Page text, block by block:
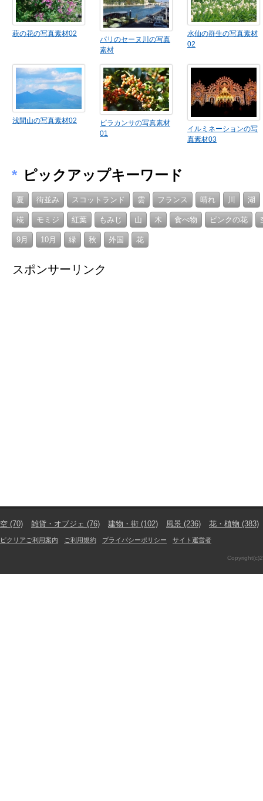
萩の花の写真素材02
パリのセーヌ川の写真
素材
水仙の群生の写真素材
02
浅間山の写真素材02
ピラカンサの写真素材
01
イルミネーションの写
真素材03
* ピックアップキーワード
夏 街並み スコットランド 雲 フランス 晴れ 川 湖
椛 モミジ 紅葉 もみじ 山 木 食べ物 ピンクの花
9月 10月 緑 秋 外国 花
スポンサーリンク
空 (70) 雑貨・オブジェ (76) 建物・街 (102) 風景 (236) 花・植物 (383)
ピクリアご利用案内 ご利用規約 プライバシーポリシー サイト運営者